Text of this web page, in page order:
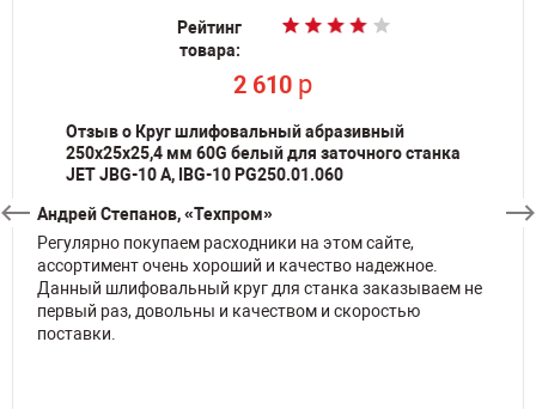
Рейтинг
товара:
2 610 p
Отзыв о Круг шлифовальный абразивный
250х25х25,4 мм 60G белый для заточного станка
JET JBG-10 A, IBG-10 PG250.01.060
Андрей Степанов, «Техпром»
Регулярно покупаем расходники на этом сайте,
ассортимент очень хороший и качество надежное.
Данный шлифовальный круг для станка заказываем не
первый раз, довольны и качеством и скоростью
поставки.
По запросу
152 000p
По запросу
1 840 p
333 040p
товара:
12 500
товара:По запросу
По запросу